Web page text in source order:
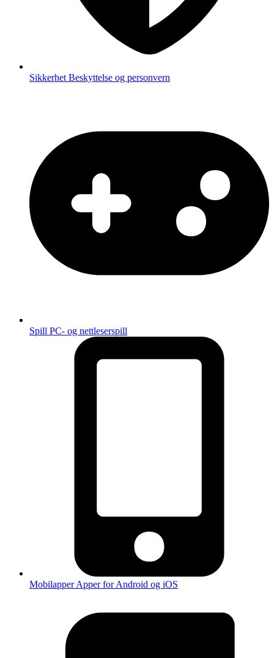
Sikkerhet Beskyttelse og personvern
Spill PC- og nettleserspill
MobilapperApper for Android og iOS